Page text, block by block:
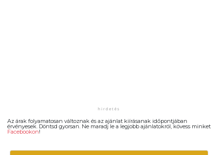
Az árak folyamatosan változnak és az ajánlat kiírásanak időpontjában
érvényesek. Döntsd gyorsan. Ne maradj le a legjobb ajánlatokról, kövess minket
Facebookon!